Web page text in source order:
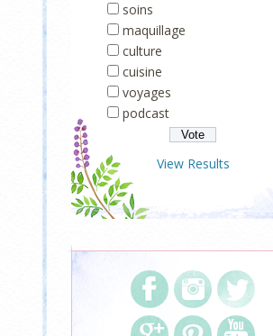
soins
maquillage
culture
cuisine
voyages
podcast
View Results